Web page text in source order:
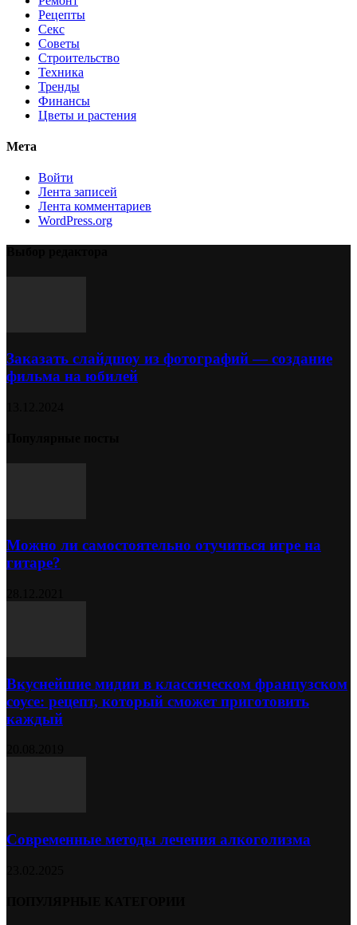
Рецепты
Секс
Советы
Строительство
Техника
Тренды
Финансы
Цветы и растения
Мета
Войти
Лента записей
Лента комментариев
WordPress.org
Заказать слайдшоу из фотографий — создание
фильма на юбилей
Можно ли самостоятельно отучиться игре на
гитаре?
Вкуснейшие мидии в классическом французском
соусе: рецепт, который сможет приготовить
каждый
Современные методы лечения алкоголизма